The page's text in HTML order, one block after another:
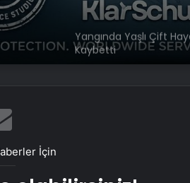
Yangında Yaşlı Çift
Kaybetti
İçin